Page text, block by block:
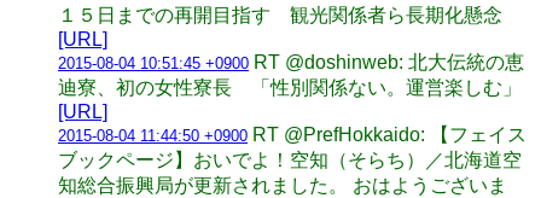
１５日までの再開目指す 観光関係者ら長期化懸念
[URL]
2015-08-04 10:51:45 +0900 RT @doshinweb: 北大伝統の恵
迪寮、初の女性寮長 「性別関係ない。運営楽しむ」
[URL]
2015-08-04 11:44:50 +0900 RT @PrefHokkaido: 【フェイス
ブックページ】おいでよ！空知（そらち）／北海道空
知総合振興局が更新されました。 おはようございま